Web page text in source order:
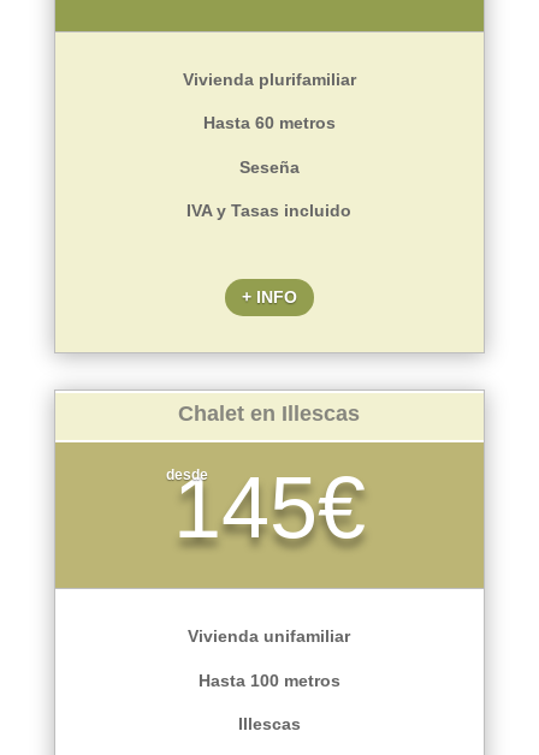
Vivienda plurifamiliar
Hasta 60 metros
Seseña
IVA y Tasas incluido
+ INFO
Chalet en Illescas
desde
145€
Vivienda unifamiliar
Hasta 100 metros
Illescas